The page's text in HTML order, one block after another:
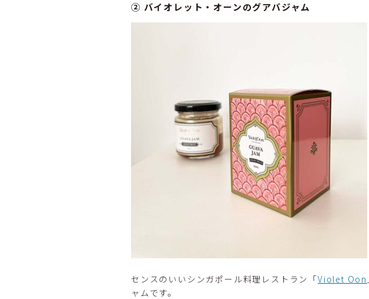
② バイオレット・オーンのグアバジャム
センスのいいシンガポール料理レストラン「Violet Oon
ャムです。